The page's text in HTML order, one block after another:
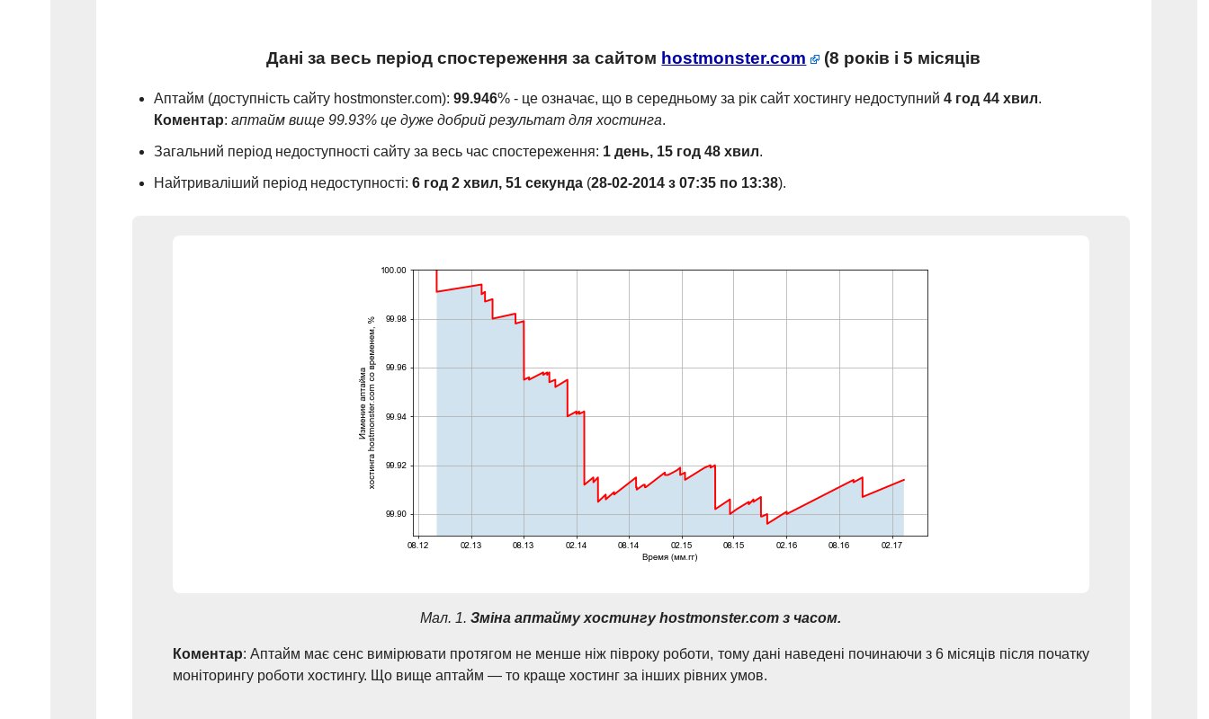
Дані за весь період спостереження за сайтом hostmonster.com (8 років і 5 місяців
Аптайм (доступність сайту hostmonster.com):99.946% - це означає, що в середньому за рік сайт хостингу недоступний4 год 44 хвил.
Коментар:аптайм вище 99.93% це дуже добрий результат для хостинга.
Загальний період недоступності сайту за весь час спостереження: 1 день, 15 год 48 хвил.
Найтриваліший період недоступності:6 год 2 хвил, 51 секунда (28-02-2014 з 07:35 по 13:38).
Мал. 1.Зміна аптайму хостингу hostmonster.com з часом.
Коментар: Аптайм має сенс вимірювати протягом не менше ніж півроку роботи, тому дані наведені починаючи з 6 місяців після початку
моніторингу роботи хостингу. Що вище аптайм — то краще хостинг за інших рівних умов.